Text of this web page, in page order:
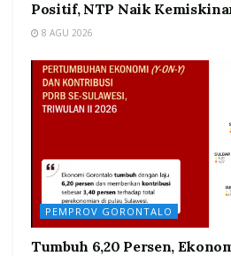
Positif, NTP Naik
8 AGU 2026
PEMPROV GORONTALO
Tumbuh 6,20 Persen,